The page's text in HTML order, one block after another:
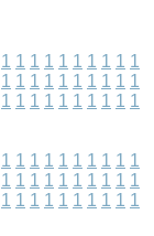
1 1 1 1 1 1 1 1 1 1
1 1 1 1 1 1 1 1 1 1
1 1 1 1 1 1 1 1 1 1
1 1 1 1 1 1 1 1 1 1
1 1 1 1 1 1 1 1 1 1
1 1 1 1 1 1 1 1 1 1